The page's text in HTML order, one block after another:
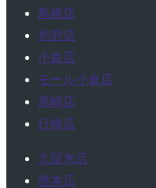
鳥栖店
別府店
小倉店
モール小倉店
黒崎店
行橋店
久留米店
熊本店